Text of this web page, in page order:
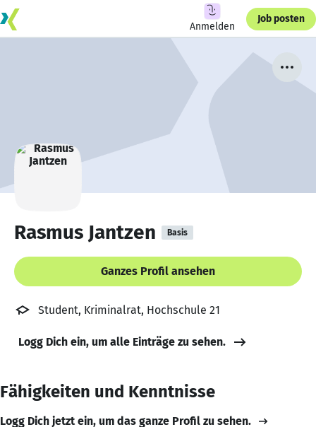
Anmelden
Job posten
Rasmus Jantzen Basis
Ganzes Profil ansehen
Student, Kriminalrat, Hochschule 21
Logg Dich ein, um alle Einträge zu sehen.
Fähigkeiten und Kenntnisse
Logg Dich jetzt ein, um das ganze Profil zu sehen.